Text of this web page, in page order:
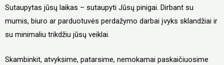
Sutaupytas jūsų laikas – sutaupyti Jūsų pinigai. Dirbant su
mumis, biuro ar parduotuvės perdažymo darbai įvyks sklandžiai ir
su minimaliu trikdžiu jūsų veiklai.
Skambinkit, atvyksime, patarsime, nemokamai paskaičiuosime